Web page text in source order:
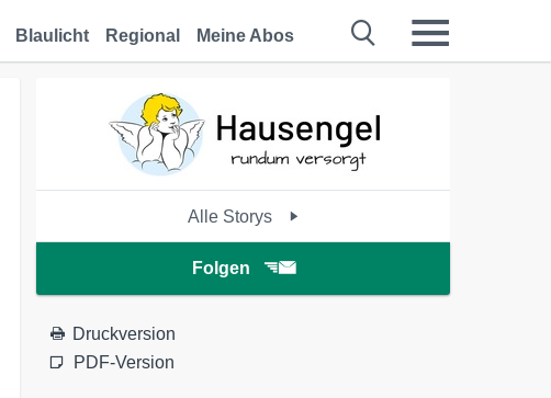
Blaulicht Regional Meine Abos
Alle Storys
Folgen
Druckversion
PDF-Version